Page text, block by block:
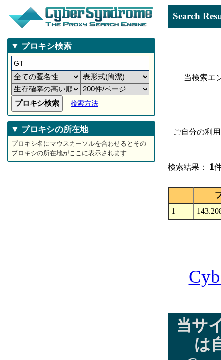
▼ プロキシ検索
検索方法
▼ プロキシの所在地
プロキシ名にマウスカーソルを合わせるとその
プロキシの所在地がここに表示されます
Search
当検索エ
ご自分の利
検索結果： 1
1
当サ
は